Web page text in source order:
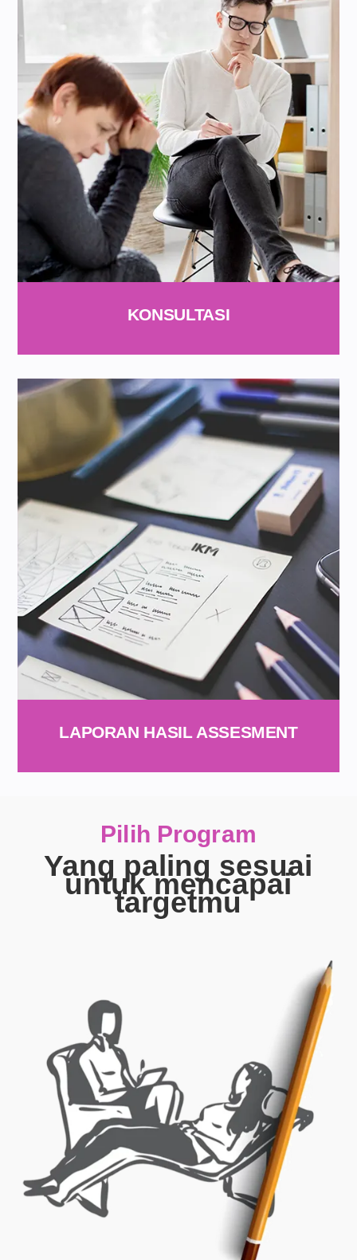
KONSULTASI
LAPORAN HASIL ASSESMENT
Pilih Program
Yang paling sesuai
untuk mencapai
targetmu